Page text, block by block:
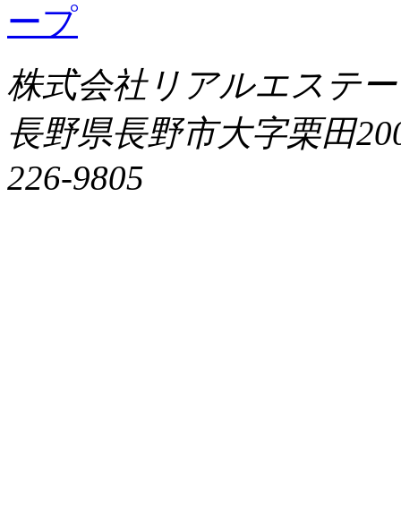
株式会社リアルエステ
長野県長野市大字栗田
226-9805